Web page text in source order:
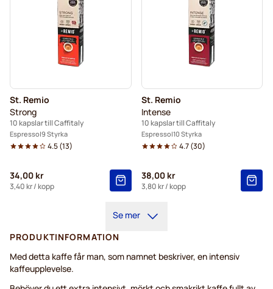
St. Remio
Strong
10 kapslar till Caffitaly
Espresso 9 Styrka
4.5(13)
34,00 kr
3,40 kr/ kopp
St. Remio
Intense
10 kapslar till Caffitaly
Espresso 10 Styrka
4.7(30)
38,00 kr
3,80 kr/ kopp
Se mer
PRODUKTINFORMATION
Med detta kaffe får man, som namnet beskriver, en intensiv
kaffeupplevelse.